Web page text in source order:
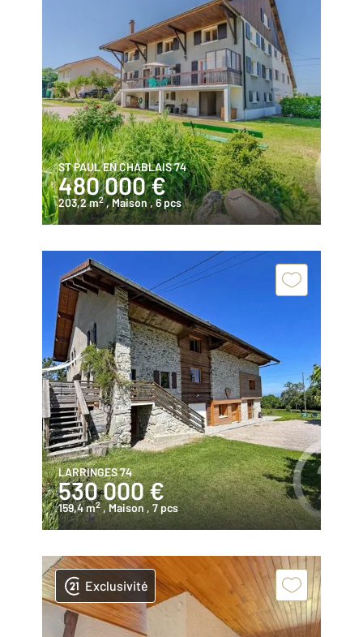
ST PAUL EN CHABLAIS 74
480 000 €
203,2 m2 , Maison, 6 pcs
LARRINGES 74
530 000 €
159,4 m2 , Maison , 7 pcs
Exclusivité